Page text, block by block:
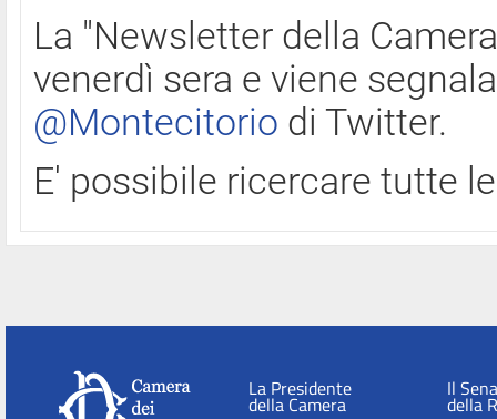
La "Newsletter della
venerdì sera e viene
@Montecitorio di Twitter.
E' possibile ricercare tutte
La Presidente
della Camera
Il
della